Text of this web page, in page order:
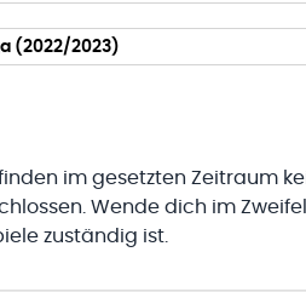
(2022/2023)
im gesetzten Zeitraum
Wende dich im
zuständig ist.